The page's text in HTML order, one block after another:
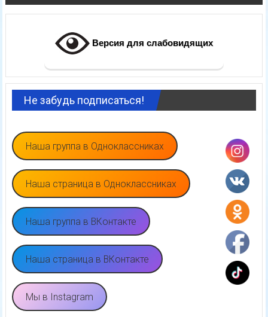
Версия для слабовидящих
Не забудь подписаться!
Наша группа в Одноклассниках
Наша страница в Одноклассниках
Наша группа в ВКонтакте
Наша страница в ВКонтакте
Мы в Instagram